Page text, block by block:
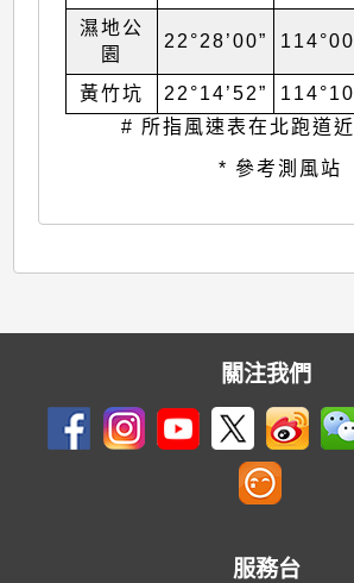
濕地公
園
22°28’00”
黃竹坑 22°14’52”
# 所指風速表在北跑道
* 參考測風站
關注我們
服務台